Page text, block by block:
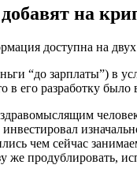
на
доступна на
“до зарплаты”) в
в его разработку было
чем сейчас
же продублировать,